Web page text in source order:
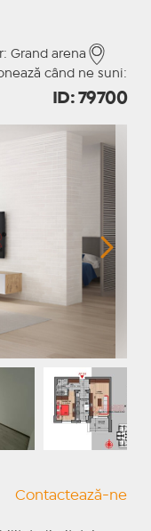
Grand arena
când ne suni:
ID: 79700
Contactează-ne